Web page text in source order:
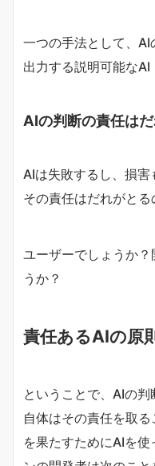
一つの手法として、
出力する説明可能なAI
AIの判断の責任は
AIは失敗するし、損
その責任はだれがとる
ユーザーでしょうか
うか？
責任あるAIの原
ということで、AIの
自体はその責任を取
を果たすためにAIを